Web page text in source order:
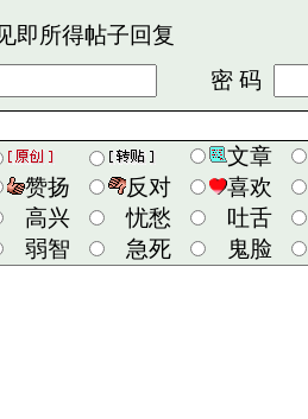
即所得帖子回复
密 码
文章
赞扬 反对
喜欢
高兴 忧愁
吐舌
弱智 急死 鬼脸